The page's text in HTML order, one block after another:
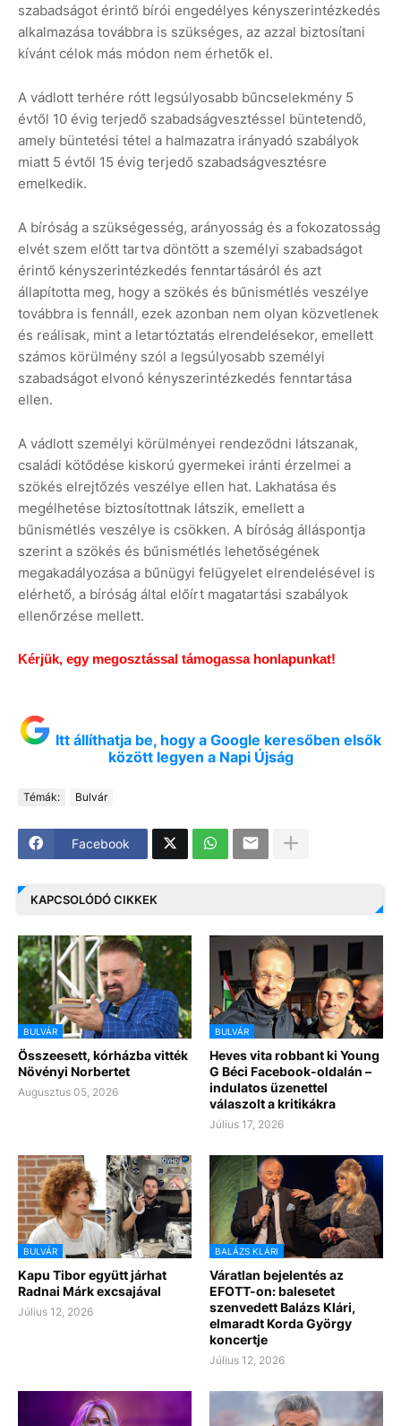
szabadságot érintő bírói engedélyes kényszerintézkedés
alkalmazása továbbra is szükséges, az azzal biztosítani
kívánt célok más módon nem érhetők el.
A vádlott terhére rótt legsúlyosabb bűncselekmény 5
évtől 10 évig terjedő szabadságvesztéssel büntetendő,
amely büntetési tétel a halmazatra irányadó szabályok
miatt 5 évtől 15 évig terjedő szabadságvesztésre
emelkedik.
A bíróság a szükségesség, arányosság és a fokozatosság
elvét szem előtt tartva döntött a személyi szabadságot
érintő kényszerintézkedés fenntartásáról és azt
állapította meg, hogy a szökés és bűnismétlés veszélye
továbbra is fennáll, ezek azonban nem olyan közvetlenek
és reálisak, mint a letartóztatás elrendelésekor, emellett
számos körülmény szól a legsúlyosabb személyi
szabadságot elvonó kényszerintézkedés fenntartása
ellen.
A vádlott személyi körülményei rendeződni látszanak,
családi kötődése kiskorú gyermekei iránti érzelmei a
szökés elrejtőzés veszélye ellen hat. Lakhatása és
megélhetése biztosítottnak látszik, emellett a
bűnismétlés veszélye is csökken. A bíróság álláspontja
szerint a szökés és bűnismétlés lehetőségének
megakadályozása a bűnügyi felügyelet elrendelésével is
elérhető, a bíróság által előírt magatartási szabályok
ellenőrzése mellett.
Kérjük, egy megosztással támogassa honlapunkat!
Itt állíthatja be, hogy a Google keresőben elsők
között legyen a Napi Újság
Témák: Bulvár
Facebook
KAPCSOLÓDÓ CIKKEK
BULVÁR
Összeesett, kórházba vitték
Növényi Norbertet
Augusztus 05, 2026
BULVÁR
Heves vita robbant ki Young
G Béci Facebook-oldalán –
indulatos üzenettel
válaszolt a kritikákra
Július 17, 2026
BULVÁR
Kapu Tibor együtt járhat
Radnai Márk excsajával
Július 12, 2026
BALÁZS KLÁRI
Váratlan bejelentés az
EFOTT-on: balesetet
szenvedett Balázs Klári,
elmaradt Korda György
koncertje
Július 12, 2026